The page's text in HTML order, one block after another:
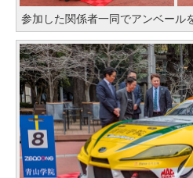
参加した関係者一同でアンベール